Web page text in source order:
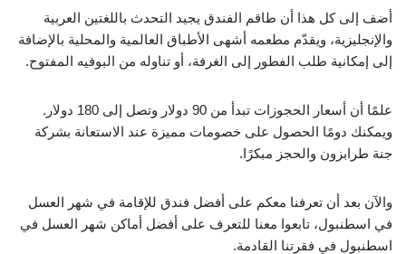
أضف إلى كل هذا أن طاقم الفندق يجيد التحدث باللغتين العربية
والإنجليزية، ويقدّم مطعمه أشهى الأطباق العالمية والمحلية بالإضافة
إلى إمكانية طلب الفطور إلى الغرفة، أو تناوله من البوفيه المفتوح.
علمًا أن أسعار الحجوزات تبدأ من 90 دولار وتصل إلى 180 دولار.
ويمكنك دومًا الحصول على خصومات مميزة عند الاستعانة بشركة
جنة طرابزون والحجز مبكرًا.
والآن بعد أن تعرفنا معكم على أفضل فندق للإقامة في شهر العسل
في اسطنبول، تابعوا معنا للتعرف على أفضل أماكن شهر العسل في
اسطنبول في فقرتنا القادمة.